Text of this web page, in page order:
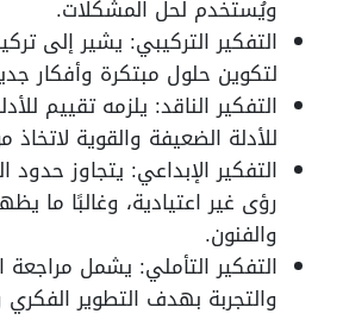
ويُستخدم لحل المشكلات.
التفكير التركيبي: يشير إلى
لتكوين حلول مبتكرة وأفكار
التفكير الناقد: يلزمه تقييم
للأدلة الضعيفة والقوية
التفكير الإبداعي: يتجاوز
رؤى غير اعتيادية، وغالبًا ما
والفنون.
التفكير التأملي: يشمل مراجعة
والتجربة بهدف التطوير